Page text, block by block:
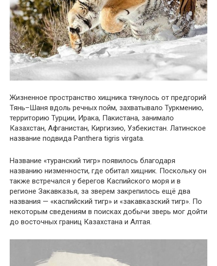
Жизненное пространство хищника тянулось от предгорий
Тянь–Шаня вдоль речных пойм, захватывало Туркмению,
территорию Турции, Ирака, Пакистана, занимало
Казахстан, Афганистан, Киргизию, Узбекистан. Латинское
название подвида Panthera tigris virgata.
Название «туранский тигр» появилось благодаря
названию низменности, где обитал хищник. Поскольку он
также встречался у берегов Каспийского моря и в
регионе Закавказья, за зверем закрепилось ещё два
названия — «каспийский тигр» и «закавказский тигр». По
некоторым сведениям в поисках добычи зверь мог дойти
до восточных границ Казахстана и Алтая.